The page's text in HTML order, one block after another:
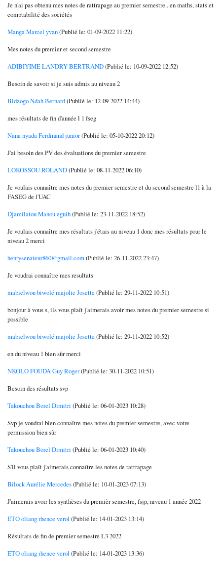
Je n'ai pas obtenu mes notes de rattrapage au premier semestre...en maths, stats et
comptabilité des sociétés
Manga Marcel yvan(Publié le: 01-09-2022 11:22)
Mes notes du premier et second semestre
ADIBIYIME LANDRY BERTRAND(Publié le: 10-09-2022 12:52)
Besoin de savoir si je suis admis au niveau 2
Bidzogo Ndah Bernard(Publié le: 12-09-2022 14:44)
mes résultats de fin d'année l 1 fseg
Nana nyada Ferdinand junior(Publié le: 05-10-2022 20:12)
J'ai besoin des PV des évaluations du premier semestre
LOKOSSOU ROLAND(Publié le: 08-11-2022 06:10)
Je voulais connaître mes notes du premier semestre et du second semestre l1 à la
FASEG de l'UAC
Djamilatou Manou eguih(Publié le: 23-11-2022 18:52)
Je voulais connaître mes résultats j'étais au niveau 1 donc mes résultats pour le
niveau 2 merci
henrysenateur860@gmail.com(Publié le: 26-11-2022 23:47)
Je voudrai connaître mes resultats
mabielwou biwolé majolie Josette (Publié le: 29-11-2022 10:51)
bonjour à vous s, ils vous plaît j'aimerais avoir mes notes du premier semestre si
possible
mabielwou biwolé majolie Josette (Publié le: 29-11-2022 10:52)
en du niveau 1 bien sûr merci
NKOLO FOUDA Guy Roger(Publié le: 30-11-2022 10:51)
Besoin des résultats svp
Takouchou Borel Dimitri (Publié le: 06-01-2023 10:28)
Svp je voudrai bien connaître mes notes du premier semestre, avec votre
permission bien sûr
Takouchou Borel Dimitri (Publié le: 06-01-2023 10:40)
S'il vous plaît j'aimerais connaître les notes de rattrapage
Bilock Aurélie Mercedes(Publié le: 10-01-2023 07:13)
J'aimerais avoir les synthèses du premièr semestre, fsjp, niveau 1 année 2022
ETO oliang rhence verol (Publié le: 14-01-2023 13:14)
Résultats de fin de premier semestre L3 2022
ETO oliang rhence verol (Publié le: 14-01-2023 13:36)